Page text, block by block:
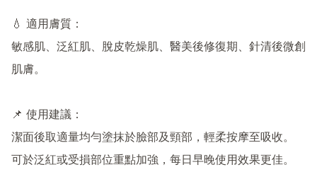
💧 適用膚質：
敏感肌、泛紅肌、脫皮乾燥肌、醫美後修復期、針清後微創
肌膚。
📌 使用建議：
潔面後取適量均勻塗抹於臉部及頸部，輕柔按摩至吸收。
可於泛紅或受損部位重點加強，每日早晚使用效果更佳。